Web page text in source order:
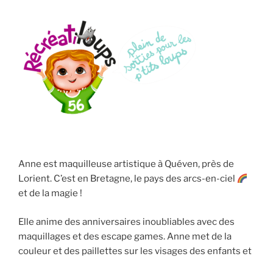
Anne est maquilleuse artistique à Quéven, près de
Lorient. C’est en Bretagne, le pays des arcs-en-ciel
et de la magie !
Elle anime des anniversaires inoubliables avec des
maquillages et des escape games. Anne met de la
couleur et des paillettes sur les visages des enfants et